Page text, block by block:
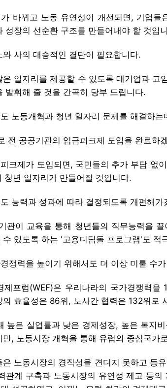
바뀌고 노동 유연성이 개선되면, 기업들
성장의 선순환 구조를 만들어내야 할 것입
와 사의 대승적인 결단이 필요합니다.
은 일자리를 제공할 수 있도록 대기업과 고
발휘해 줄 것을 간곡히 당부 드립니다.
노동개혁과 청년 일자리 문제를 해결하는
전 공공기관의 임금피크제 도입을 완료하
크제가 도입되면, 국민들의 추가 부담 없
청년 일자리가 만들어질 것입니다.
능력과 성과에 따라 결정되도록 개편해가
관이 교육을 통해 청년들의 직무능력을
수 있도록 하는 '고용디딤돌 프로그램'도 적
쟁력을 높이기 위해서도 더 이상 미룰 수
제포럼(WEF)은 우리나라의 국가경쟁력
의 효율성은 86위, 노사간 협력은 132위로
높은 실업률과 낮은 경제성장, 높은 복지
만, 노동시장 개혁을 통해 유럽의 중심국가
은 노동시장의 경직성을 견디지 못하고 동
관계 구축과 노동시장의 유연성 제고 등의